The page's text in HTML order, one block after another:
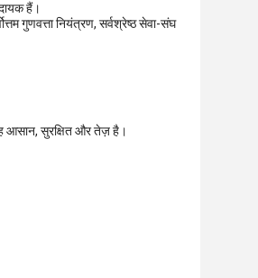
हैं।
गुणवत्ता नियंत्रण, सर्वश्रेष्ठ सेवा-संघ
आसान, सुरक्षित और तेज़ है।